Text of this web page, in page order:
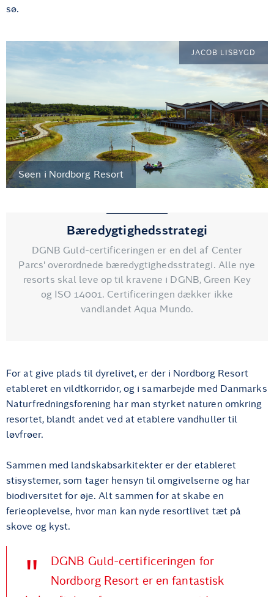
sø.
Søen i Nordborg Resort
JACOB LISBYGD
Bæredygtighedsstrategi
DGNB Guld-certificeringen er en del af Center
Parcs' overordnede bæredygtighedsstrategi. Alle nye
resorts skal leve op til kravene i DGNB, Green Key
og ISO 14001. Certificeringen dækker ikke
vandlandet Aqua Mundo.
For at give plads til dyrelivet, er der i Nordborg Resort
etableret en vildtkorridor, og i samarbejde med Danmarks
Naturfredningsforening har man styrket naturen omkring
resortet, blandt andet ved at etablere vandhuller til
løvfrøer.
Sammen med landskabsarkitekter er der etableret
stisystemer, som tager hensyn til omgivelserne og har
biodiversitet for øje. Alt sammen for at skabe en
ferieoplevelse, hvor man kan nyde resortlivet tæt på
skove og kyst.
DGNB Guld-certificeringen for
Nordborg Resort er en fantastisk